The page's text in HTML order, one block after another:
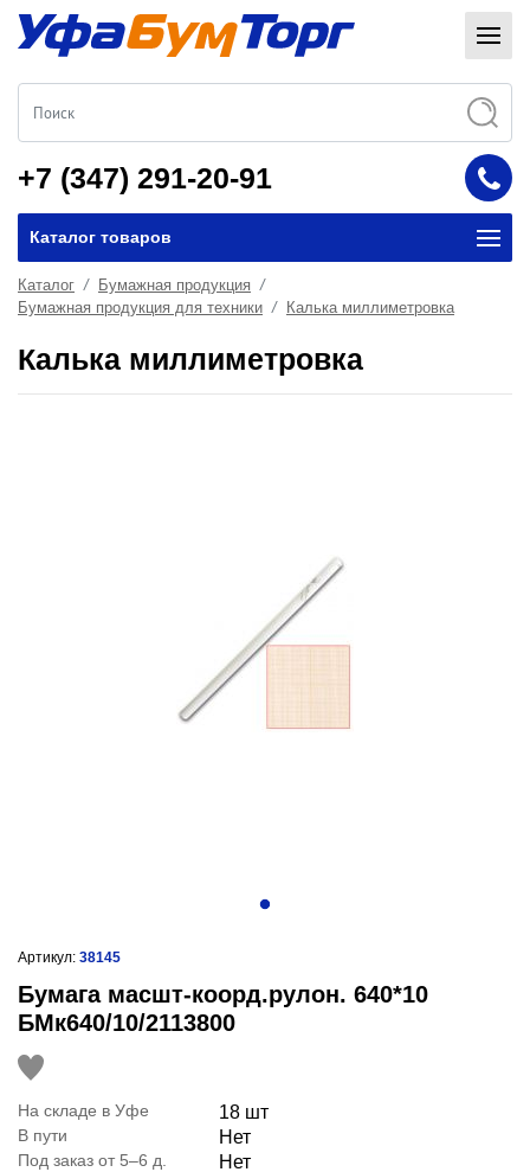
+7 (347) 291-20-91
Каталог товаров
Каталог
Бумажная продукция
Бумажная продукция для техники
Калька миллиметровка
Калька миллиметровка
Артикул: 38145
Бумага масшт-коорд.рулон. 640*10
БМк640/10/2113800
На складе в Уфе 18 шт
В пути Нет
Под заказ от 5–6 д. Нет